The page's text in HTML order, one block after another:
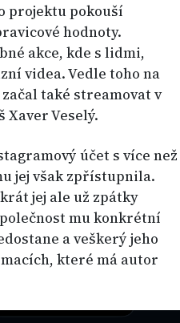
projektu pokouší
hodnoty.
akce, kde s lidmi,
videa. Vedle toho na
také streamovat v
Veselý.
účet s více než
jej však zpřístupnila.
jej ale už zpátky
mu konkrétní
a veškerý jeho
které má autor